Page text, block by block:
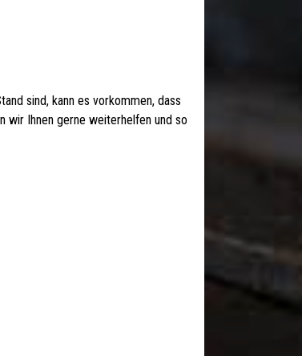
sind, kann es vorkommen, dass
wir Ihnen gerne weiterhelfen und so